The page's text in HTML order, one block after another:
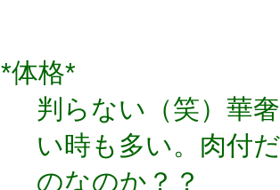
*体格*
判らない（笑）華
い時も多い。肉付
のなのか？？